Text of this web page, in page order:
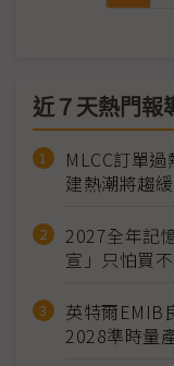
近７天熱門報
MLCC訂單
建熱潮將趨緩
2027全年記
宣」只怕買
英特爾EMIB
2028準時量